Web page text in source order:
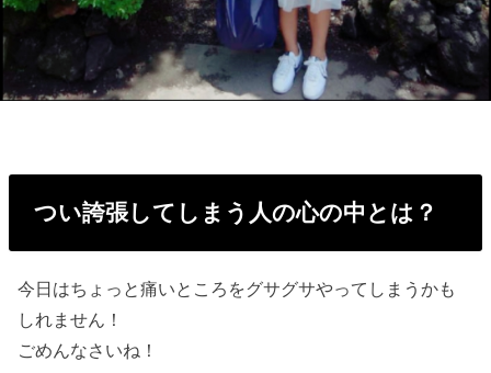
つい誇張してしまう人の心の中とは？
今日はちょっと痛いところをグサグサやってしまうかも
しれません ！
ごめんなさいね！